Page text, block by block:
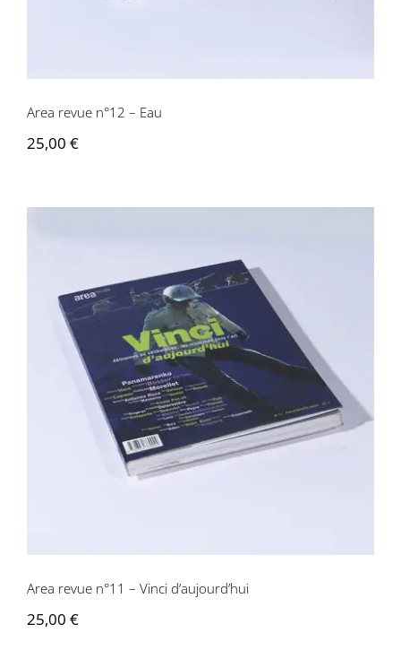
Area revue n°12 – Eau
25,00 €
Area revue n°11 – Vinci d’aujourd’hui
Area revue n°11 – Vinci d’aujourd’hui
25,00 €